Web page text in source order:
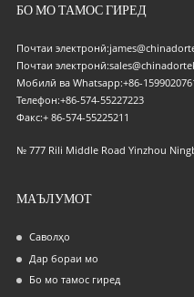
БО МО ТАМОС ГИРЕД
Почтаи электронӣ:
Почтаи электронӣ:
Мобилӣ ва Whatsapp:+86-
Телефон:+86-574-55227223
Факс:+ 86-574-55225211
№ 777 Rili Middle Road Yinzhou
МАЪЛУМОТ
Саволҳо
Дар бораи мо
Бо мо тамос гиред